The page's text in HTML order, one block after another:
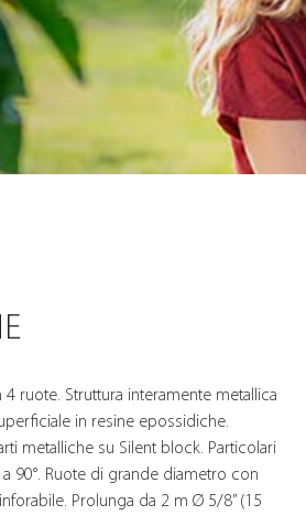
ruote. Struttura interamente metallica
in resine epossidiche.
metalliche su Silent block. Particolari
90°. Ruote di grande diametro con
Prolunga da 2 m Ø 5/8” (15